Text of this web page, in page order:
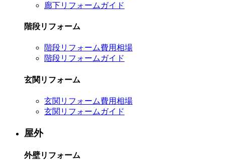
廊下リフォームガイド
階段リフォーム
階段リフォーム費用相場
階段リフォームガイド
玄関リフォーム
玄関リフォーム費用相場
玄関リフォームガイド
屋外
外壁リフォーム